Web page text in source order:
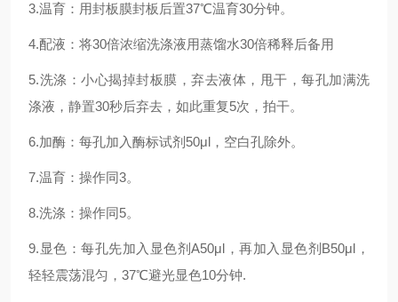
3.温育：用封板膜封板后置37℃温育30分钟。
4.配液：将30倍浓缩洗涤液用蒸馏水30倍稀释后备用
5.洗涤：小心揭掉封板膜，弃去液体，甩干，每孔加满洗
涤液，静置30秒后弃去，如此重复5次，拍干。
6.加酶：每孔加入酶标试剂50μl，空白孔除外。
7.温育：操作同3。
8.洗涤：操作同5。
9.显色：每孔先加入显色剂A50μl，再加入显色剂B50μl，
轻轻震荡混匀，37℃避光显色10分钟.